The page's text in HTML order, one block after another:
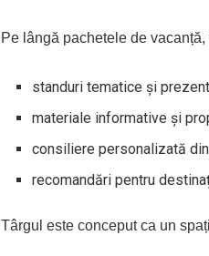
Pe lângă pachetele de
standuri tematice și
materiale informative și
consiliere personalizată
recomandări pentru
Târgul este conceput ca un